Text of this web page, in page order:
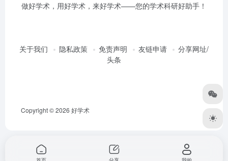
做好学术，用好学术，来好学术——您的学术科研好助手！
关于我们 隐私政策 免责声明 友链申请
分享网址/
头条
Copyright © 2026 好学术